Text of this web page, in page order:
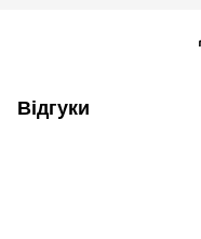
Відгуки